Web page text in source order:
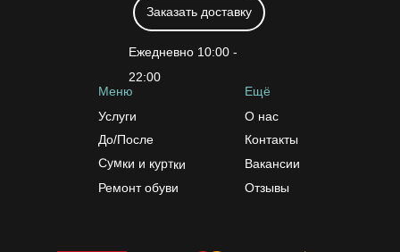
Заказать доставку
Меню
Услуги
До/После
Сумки и куртки
Ремонт обуви
Контакты
О нас
Вакансии
Отзывы
Ещё
Ежедневно 10:00 -
22:00